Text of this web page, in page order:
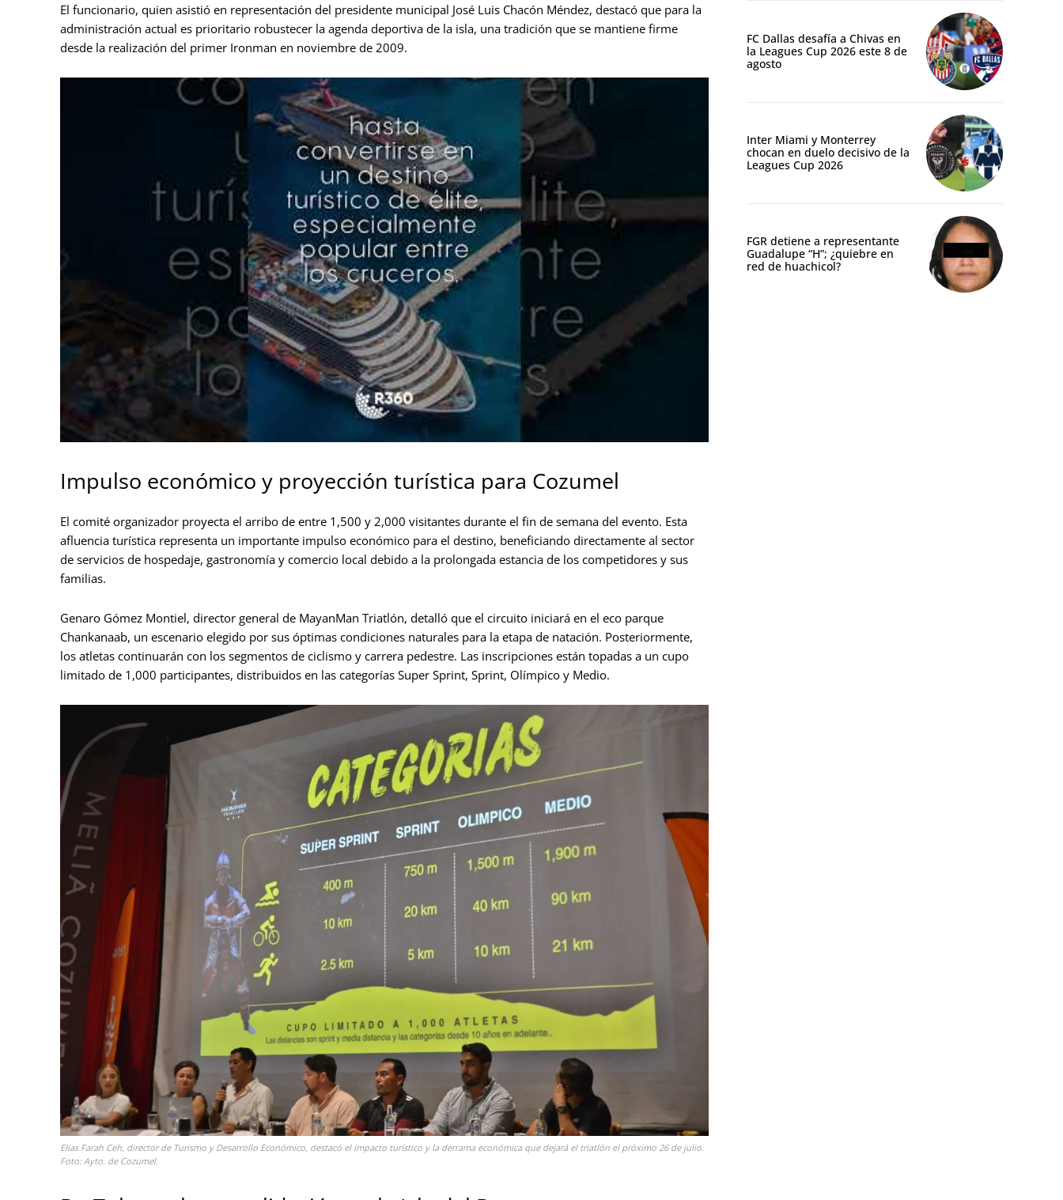
El funcionario, quien asistió en representación del presidente municipal José Luis Chacón Méndez, destacó que para la
administración actual es prioritario robustecer la agenda deportiva de la isla, una tradición que se mantiene firme
desde la realización del primer Ironman en noviembre de 2009.
Impulso económico y proyección turística para Cozumel
El comité organizador proyecta el arribo de entre 1,500 y 2,000 visitantes durante el fin de semana del evento. Esta
afluencia turística representa un importante impulso económico para el destino, beneficiando directamente al sector
de servicios de hospedaje, gastronomía y comercio local debido a la prolongada estancia de los competidores y sus
familias.
Genaro Gómez Montiel, director general de MayanMan Triatlón, detalló que el circuito iniciará en el eco parque
Chankanaab, un escenario elegido por sus óptimas condiciones naturales para la etapa de natación. Posteriormente,
los atletas continuarán con los segmentos de ciclismo y carrera pedestre. Las inscripciones están topadas a un cupo
limitado de 1,000 participantes, distribuidos en las categorías Super Sprint, Sprint, Olímpico y Medio.
Elias Farah Ceh, director de Turismo y Desarrollo Económico, destacó el impacto turístico y la derrama económica que dejará el triatlón el próximo 26 de julio.
Foto: Ayto. de Cozumel.
FC Dallas desafía a Chivas en
la Leagues Cup 2026 este 8 de
agosto
Inter Miami y Monterrey
chocan en duelo decisivo de la
Leagues Cup 2026
FGR detiene a representante
Guadalupe “H”; ¿quiebre en
red de huachicol?